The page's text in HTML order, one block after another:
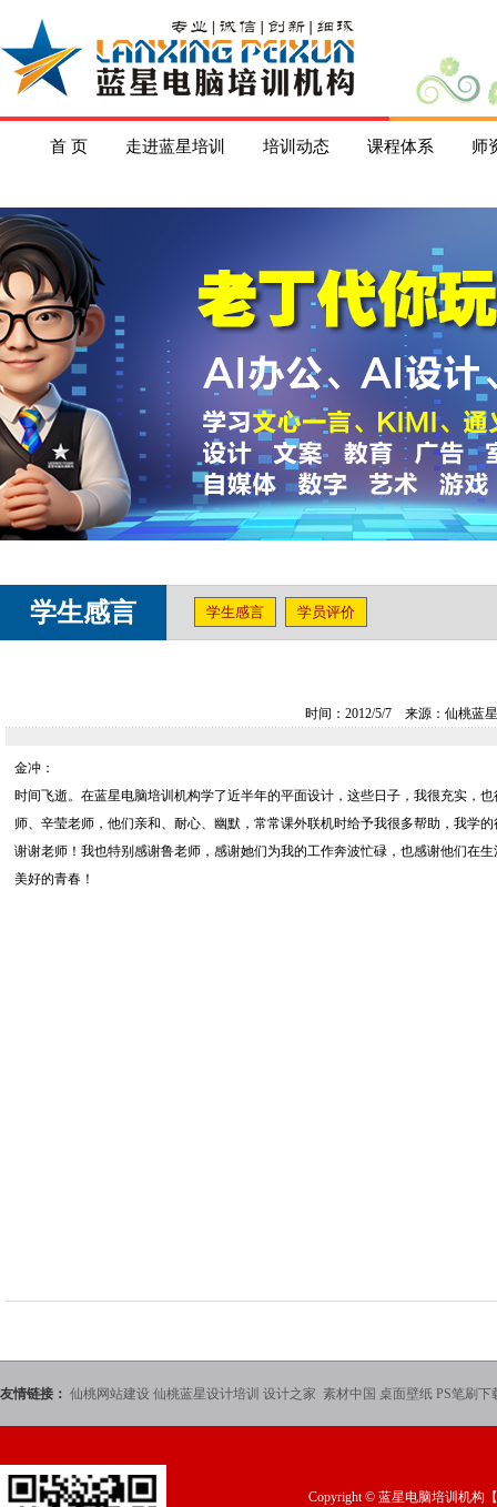
首 页 走进蓝星培训 培训动态 课程体系 师
学生感言 学生感言 学员评价
时间：2012/5/7 来源：仙桃
金冲：
时间飞逝。在蓝星电脑培训机构学了近半年的平面设计，这些日子，我很充实，
师、辛莹老师，他们亲和、耐心、幽默，常常课外联机时给予我很多帮助，我学
谢谢老师！我也特别感谢鲁老师，感谢她们为我的工作奔波忙碌，也感谢他们在
美好的青春！
友情链接： 仙桃网站建设 仙桃蓝星设计培训 设计之家 素材中国 桌面壁纸 PS笔刷下
Copyright © 蓝星电脑培训机构